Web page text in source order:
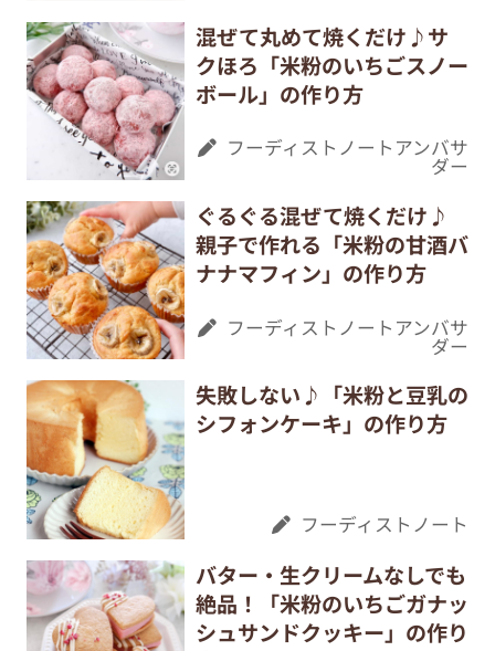
混ぜて丸めて焼くだけ♪サ
クほろ「米粉のいちごスノー
ボール」の作り方
フーディストノートアンバサ
ダー
ぐるぐる混ぜて焼くだけ♪
親子で作れる「米粉の甘酒バ
ナナマフィン」の作り方
フーディストノートアンバサ
ダー
失敗しない♪「米粉と豆乳の
シフォンケーキ」の作り方
フーディストノート
バター・生クリームなしでも
絶品！「米粉のいちごガナッ
シュサンドクッキー」の作り